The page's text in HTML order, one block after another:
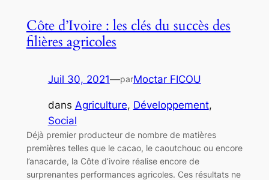
Côte d’Ivoire : les clés du succès des
filières agricoles
Juil 30, 2021—parMoctar FICOU
dans Agriculture, Développement
Social
Déjà premier producteur de nombre de matières
premières telles que le cacao, le caoutchouc ou encore
l’anacarde, la Côte d’ivoire réalise encore de
surprenantes performances agricoles. Ces résultats ne